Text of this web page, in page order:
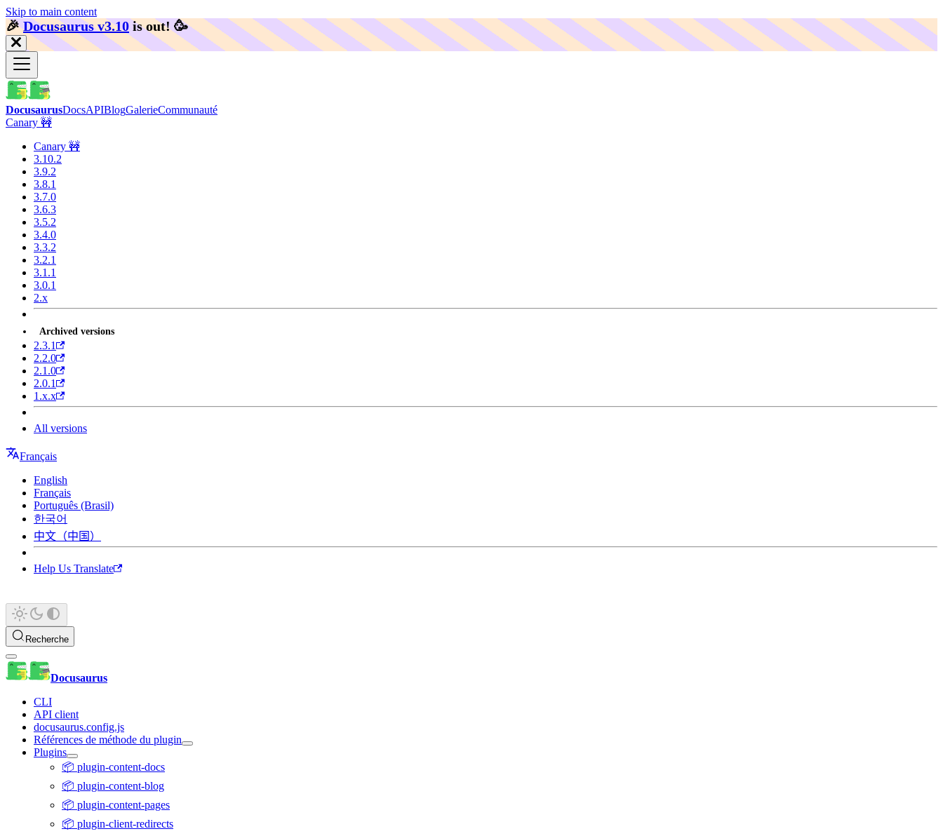
Skip to main content
🎉️Docusaurus v3.10 is out! 🥳️
DocusaurusDocsAPIBlogGalerieCommunauté
Canary 🚧
Canary 🚧
3.10.2
3.9.2
3.8.1
3.7.0
3.6.3
3.5.2
3.4.0
3.3.2
3.2.1
3.1.1
3.0.1
2.x
Archived versions
2.3.1
2.2.0
2.1.0
2.0.1
1.x.x
All versions
Français
English
Français
Português (Brasil)
한국어
中文（中国）
Help Us Translate
Recherche
Docusaurus
CLI
API client
docusaurus.config.js
Références de méthode du plugin
Plugins
📦 plugin-content-docs
📦 plugin-content-blog
📦 plugin-content-pages
📦 plugin-client-redirects